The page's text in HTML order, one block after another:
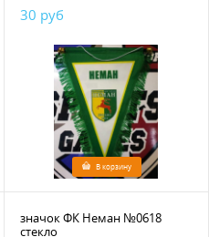
30 руб
В корзину
значок ФК Неман №0618
стекло